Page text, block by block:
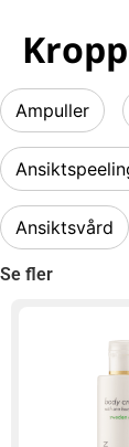
Ampuller
Ansiktsvård
Se fler